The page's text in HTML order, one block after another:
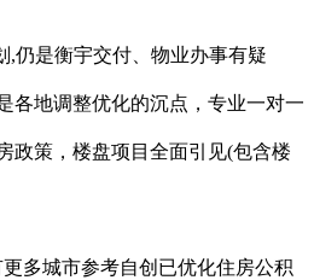
仍是衡宇交付、物业办事有疑
各地调整优化的沉点，专业一对一
政策，楼盘项目全面引见(包含楼
多城市参考自创已优化住房公积